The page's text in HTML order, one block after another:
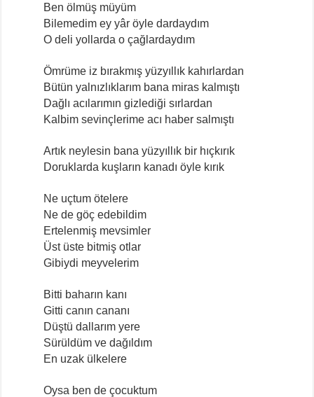
Ben ölmüş müyüm
Bilemedim ey yâr öyle dardaydım
O deli yollarda o çağlardaydım
Ömrüme iz bırakmış yüzyıllık kahırlardan
Bütün yalnızlıklarım bana miras kalmıştı
Dağlı acılarımın gizlediği sırlardan
Kalbim sevinçlerime acı haber salmıştı
Artık neylesin bana yüzyıllık bir hıçkırık
Doruklarda kuşların kanadı öyle kırık
Ne uçtum ötelere
Ne de göç edebildim
Ertelenmiş mevsimler
Üst üste bitmiş otlar
Gibiydi meyvelerim
Bitti baharın kanı
Gitti canın cananı
Düştü dallarım yere
Sürüldüm ve dağıldım
En uzak ülkelere
Oysa ben de çocuktum